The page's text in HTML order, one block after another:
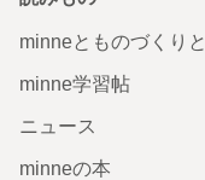
minneとものづくりと
minne学習帖
ニュース
minneの本